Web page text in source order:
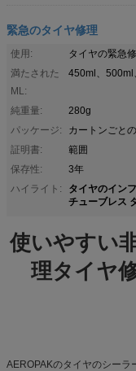
緊急のタイヤ修理
使用:
タイヤの緊急
満たされた
ML:
450ml、500ml
純重量:
280g
パッケージ:
カートンごと
証明書:
範囲
保存性:
3年
ハイライト:
タイヤのイン
チューブレス
使いやすい
理タイヤ
AEROPAKのタイヤのシー